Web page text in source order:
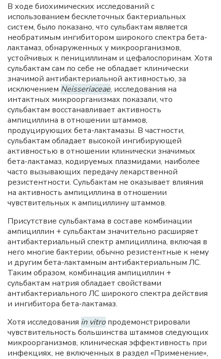
В ходе биохимических исследований с
использованием бесклеточных бактериальных
систем, было показано, что сульбактам является
необратимым ингибитором широкого спектра бета-
лактамаз, обнаруженных у микроорганизмов,
устойчивых к пенициллинам и цефалоспоринам. Хотя
сульбактам сам по себе не обладает клинически
значимой антибактериальной активностью, за
исключением Neisseriaceae, исследования на
интактных микроорганизмах показали, что
сульбактам восстанавливает активность
ампициллина в отношении штаммов,
продуцирующих бета-лактамазы. В частности,
сульбактам обладает высокой ингибирующей
активностью в отношении клинически значимых
бета-лактамаз, кодируемых плазмидами, наиболее
часто вызывающих передачу лекарственной
резистентности. Сульбактам не оказывает влияния
на активность ампициллина в отношении
чувствительных к ампициллину штаммов.
Присутствие сульбактама в составе комбинации
ампициллин + сульбактам значительно расширяет
антибактериальный спектр ампициллина, включая в
него многие бактерии, обычно резистентные к нему
и другим бета-лактамным антибактериальным ЛС.
Таким образом, комбинация ампициллин +
сульбактам натрия обладает свойствами
антибактериального ЛС широкого спектра действия
и ингибитора бета-лактамаз.
Хотя исследования in vitroпродемонстрировали
чувствительность большинства штаммов следующих
микроорганизмов, клиническая эффективность при
инфекциях, не включенных в раздел «Применение»,